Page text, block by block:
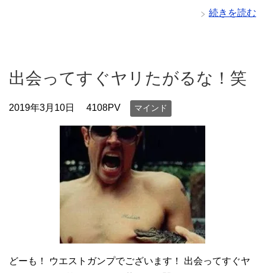
続きを読む
出会ってすぐヤリたがるな！笑
2019年3月10日 4108PV マインド
どーも！ ウエストガンプでございます！ 出会ってすぐヤ